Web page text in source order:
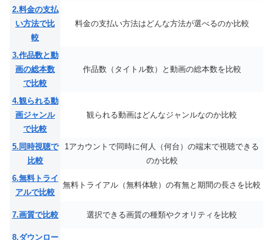
2.料金の支払
い方法で比
較
料金の支払い方法はどんな方法が選べるのか比較
3.作品数と動
画の総本数
で比較
作品数（タイトル数）と動画の総本数を比較
4.観られる動
画ジャンル
で比較
観られる動画はどんなジャンルなのか比較
5.同時視聴で
比較
1アカウントで同時に何人（何台）の端末で視聴できる
のか比較
6.無料トライ
アルで比較
無料トライアル（無料体験）の有無と期間の長さを比較
7.画質で比較 選択できる画質の種類やクオリティを比較
8.ダウンロー